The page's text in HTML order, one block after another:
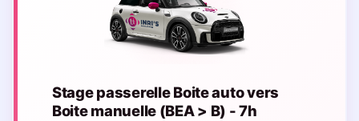
Stage passerelle Boite auto vers
Boite manuelle (BEA > B) - 7h